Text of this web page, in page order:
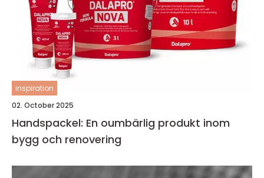
inspiration
02. October 2025
Handspackel: En oumbärlig produkt inom
bygg och renovering